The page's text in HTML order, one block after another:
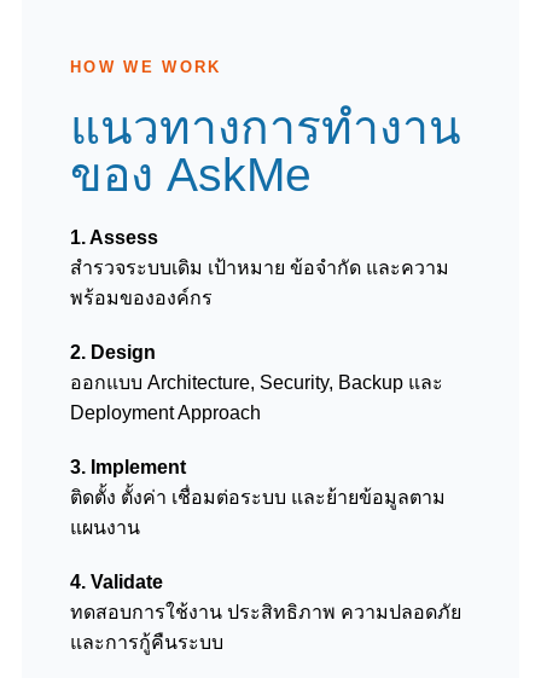
HOW WE WORK
แนวทางการทำงาน
ของ AskMe
1. Assess
สำรวจระบบเดิม เป้าหมาย ข้อจำกัด และความ
พร้อมขององค์กร
2. Design
ออกแบบ Architecture, Security, Backup และ
Deployment Approach
3. Implement
ติดตั้ง ตั้งค่า เชื่อมต่อระบบ และย้ายข้อมูลตาม
แผนงาน
4. Validate
ทดสอบการใช้งาน ประสิทธิภาพ ความปลอดภัย
และการกู้คืนระบบ